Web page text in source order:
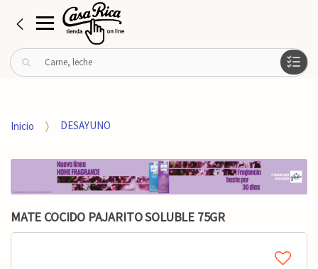
B
u
r
o
Inicio DESAYUNO
MATE COCIDO PAJARITO SOLUBLE 75GR